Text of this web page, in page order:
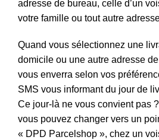
adresse de bureau, celle d’un
votre famille ou tout autre
Quand vous sélectionnez une
domicile ou une autre adresse
vous enverra selon vos
SMS vous informant du jour de
Ce jour-là ne vous convient pas
vous pouvez changer vers un
« DPD Parcelshop », chez un